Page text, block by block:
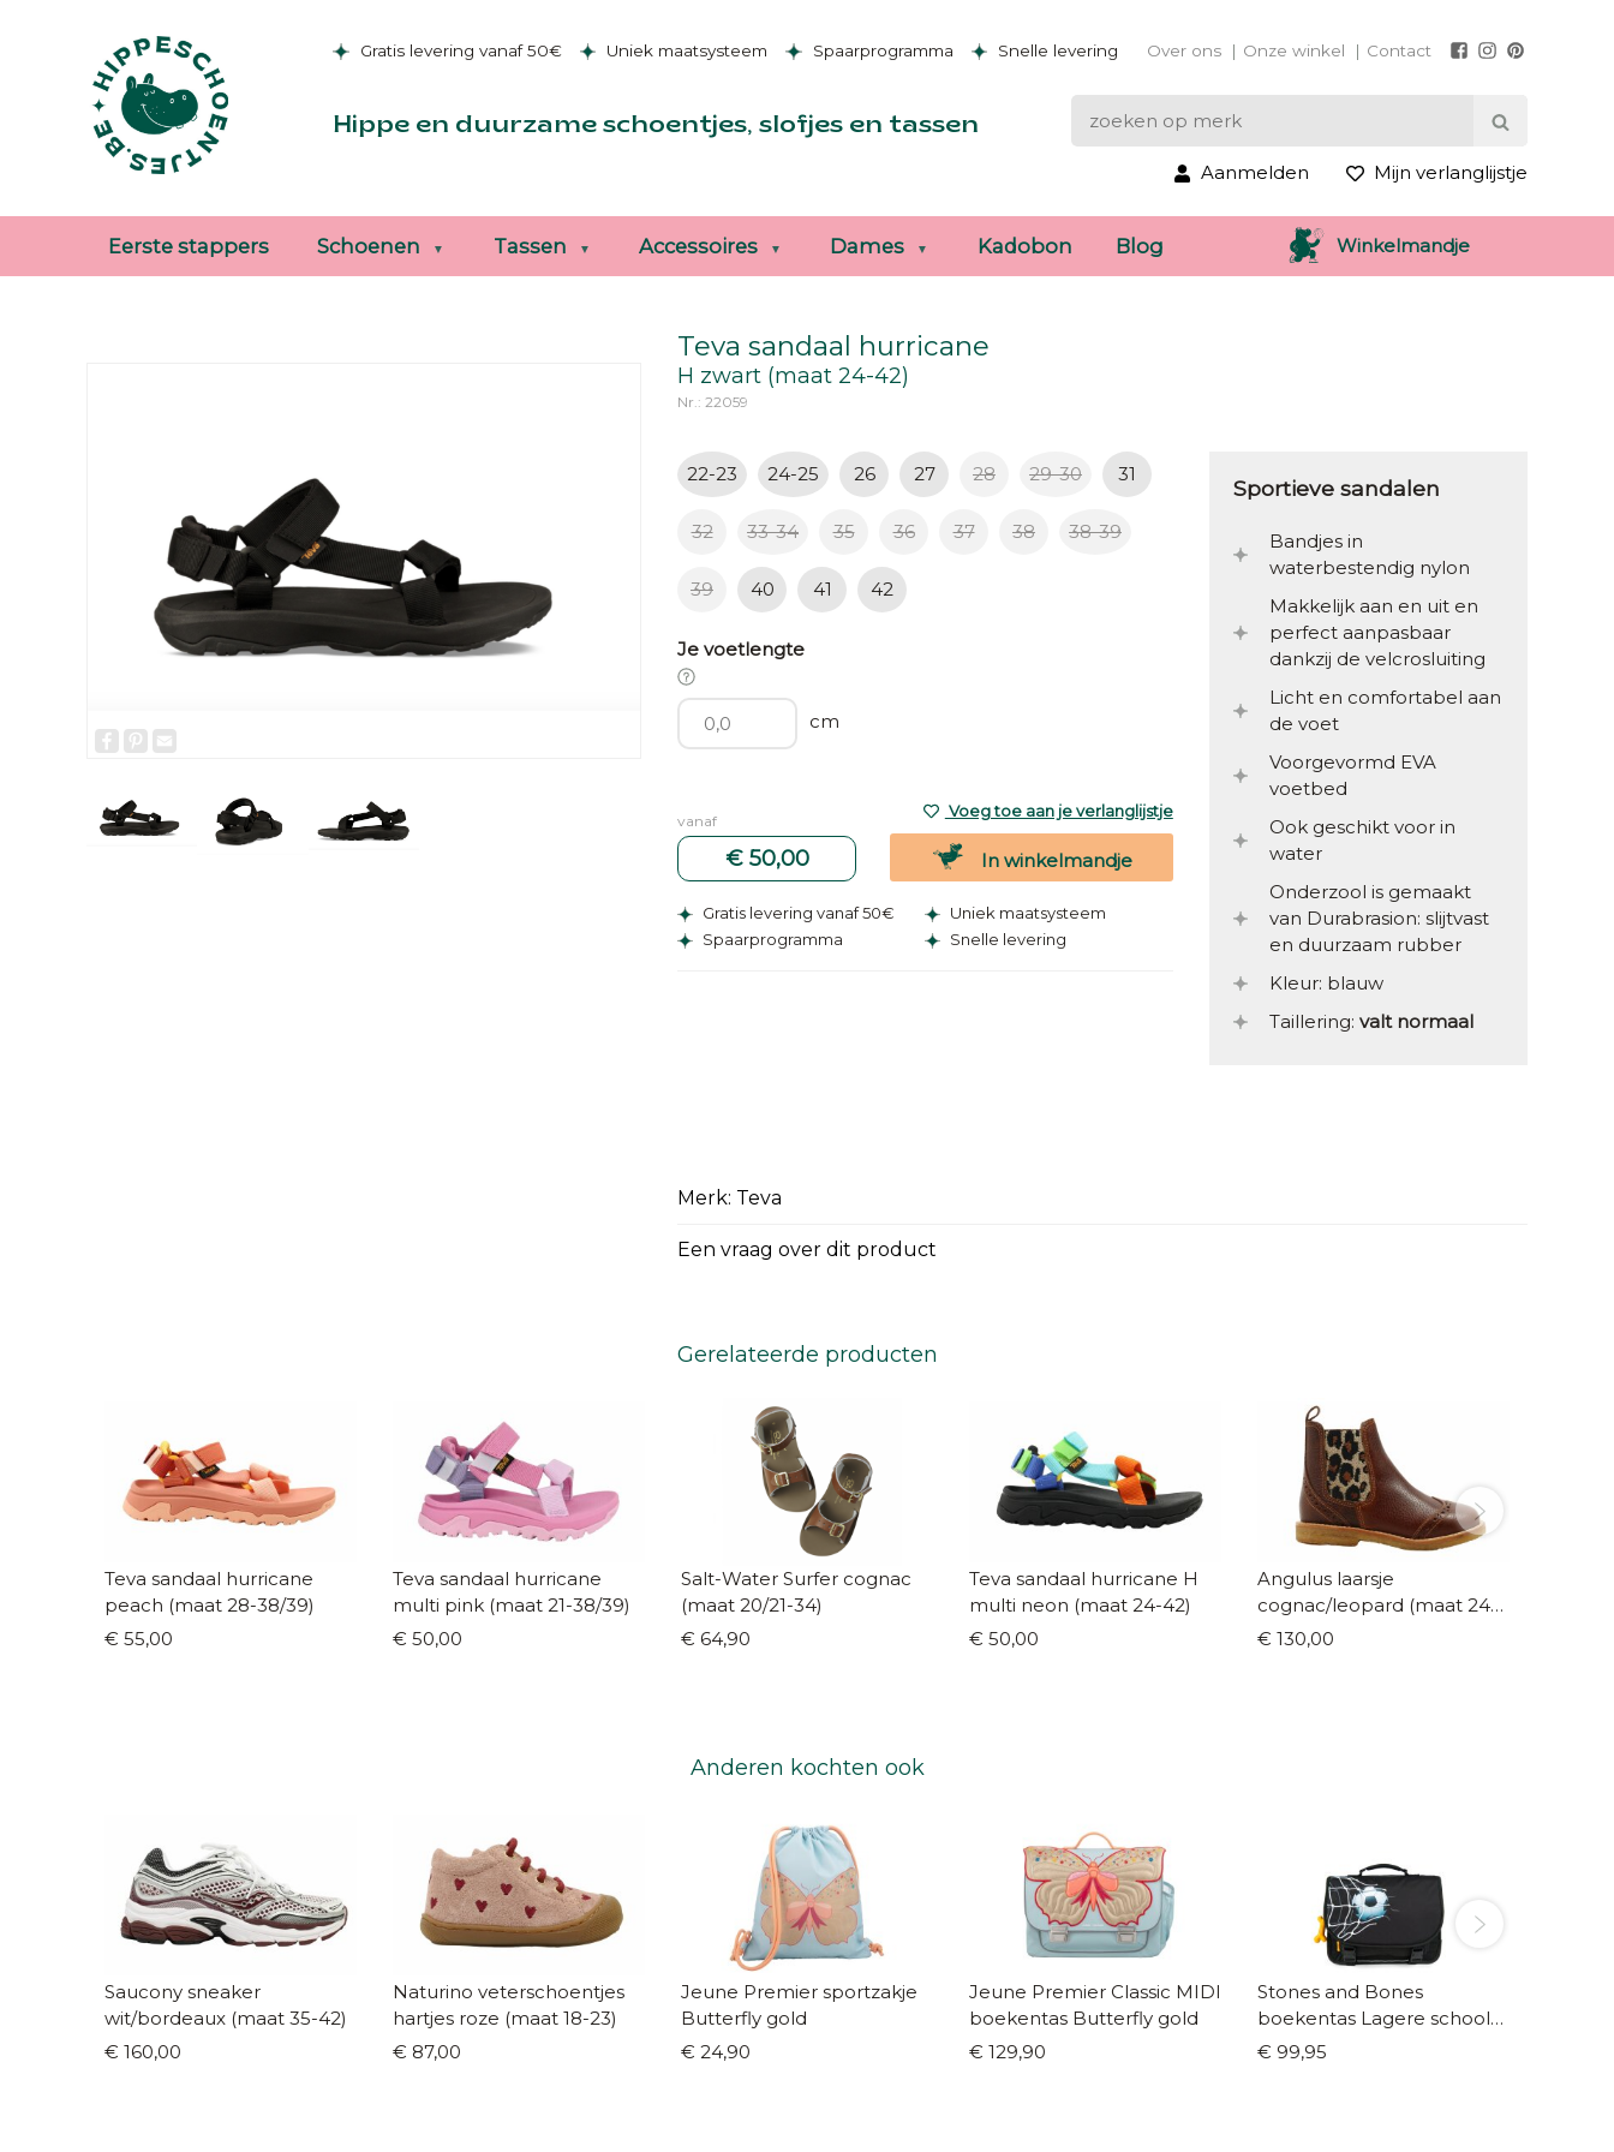
Gratis levering vanaf 50€ Uniek maatsysteem Spaarprogramma Snelle levering Over ons Onze winkel Contact
Hippe en duurzame schoentjes, slofjes en tassen
Aanmelden Mijn verlanglijstje
Eerste stappers Schoenen Tassen Accessoires Dames Kadobon Blog Winkelmandje
Teva sandaal hurricane
Facebook
Pinterest
H zwart (maat 24-42)
Nr.: 22059
22-23 24-25 26 27 28 29-30 31
32 33-34 35 36 37 38 38-39
39 40 41 42
Je voetlengte
cm
vanaf
€ 50,00
Voeg toe aan je verlanglijstje
In winkelmandje
Gratis levering vanaf 50€
Uniek maatsysteem
Spaarprogramma
Snelle levering
Sportieve sandalen
Bandjes in
waterbestendig nylon
Makkelijk aan en uit en
perfect aanpasbaar
dankzij de velcrosluiting
Licht en comfortabel aan
de voet
Voorgevormd EVA
voetbed
Ook geschikt voor in
water
Onderzool is gemaakt
van Durabrasion: slijtvast
en duurzaam rubber
Kleur: blauw
Taillering: valt normaal
Merk: Teva
Een vraag over dit product
Gerelateerde producten
Teva sandaal hurricane
peach (maat 28-38/39)
€ 55,00
Teva sandaal hurricane
multi pink (maat 21-38/39)
€ 50,00
Salt-Water Surfer cognac
(maat 20/21-34)
€ 64,90
Teva sandaal hurricane H
multi neon (maat 24-42)
€ 50,00
Angulus laarsje
cognac/leopard (maat 24-
32)
€ 130,00
Anderen kochten ook
Saucony sneaker
wit/bordeaux (maat 35-42)
€ 160,00
Naturino veterschoentjes
hartjes roze (maat 18-23)
€ 87,00
Jeune Premier sportzakje
Butterfly gold
€ 24,90
Jeune Premier Classic MIDI
boekentas Butterfly gold
€ 129,90
Stones and Bones
boekentas Lagere school
Lily Goalgetter black
€ 99,95